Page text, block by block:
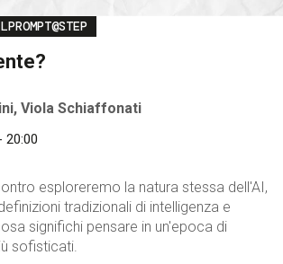
Viola Schiaffonati
20:00
esploreremo la natura stessa dell'AI,
tradizionali di intelligenza e
significhi pensare in un'epoca di
sofisticati.